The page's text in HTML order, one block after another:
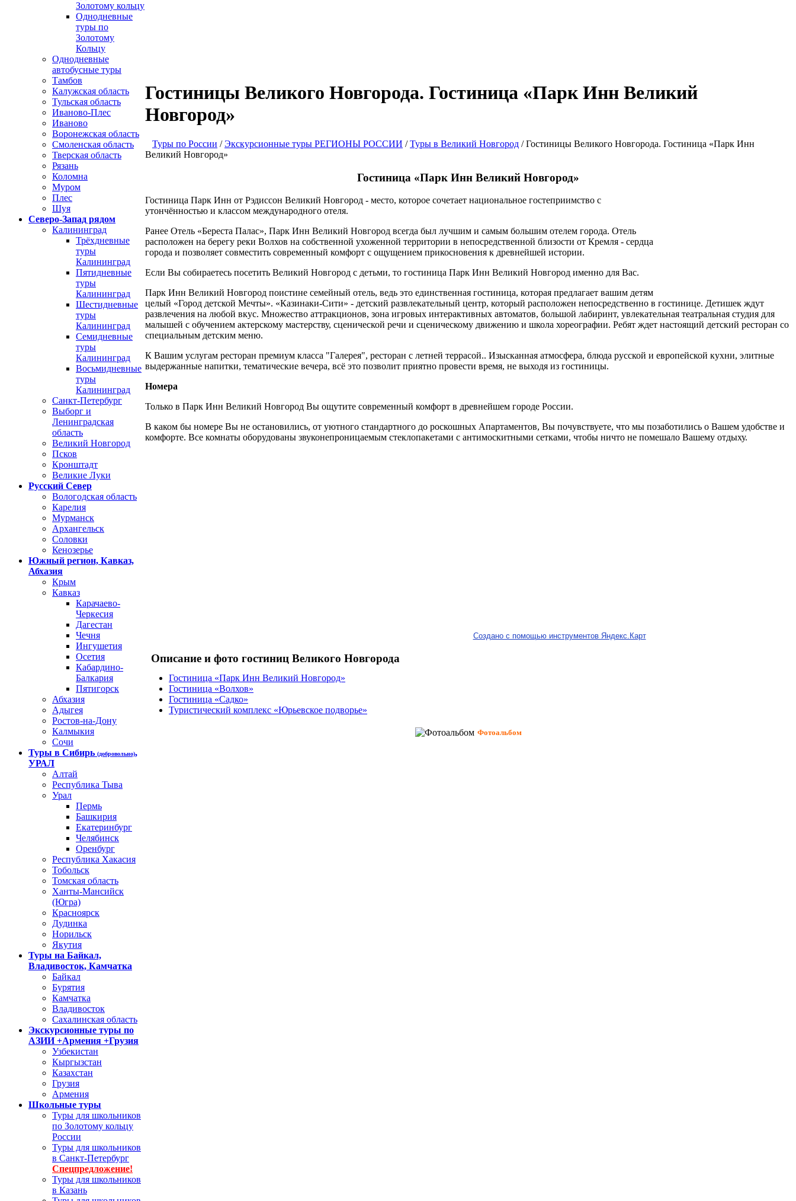
Золотому кольцу
Однодневные
туры по
Золотому
Кольцу
Однодневные
автобусные туры
Тамбов
Калужская область
Тульская область
Иваново-Плес
Иваново
Воронежская область
Смоленская область
Тверская область
Рязань
Коломна
Муром
Плес
Шуя
Северо-Запад рядом
Калининград
Трёхдневные
туры
Калининград
Пятидневные
туры
Калининград
Шестидневные
туры
Калининград
Семидневные
туры
Калининград
Восьмидневные
туры
Калининград
Санкт-Петербург
Выборг и
Ленинградская
область
Великий Новгород
Псков
Кронштадт
Великие Луки
Русский Север
Вологодская область
Карелия
Мурманск
Архангельск
Соловки
Кенозерье
Южный регион, Кавказ,
Абхазия
Крым
Кавказ
Карачаево-
Черкесия
Дагестан
Чечня
Ингушетия
Осетия
Кабардино-
Балкария
Пятигорск
Абхазия
Адыгея
Ростов-на-Дону
Калмыкия
Сочи
Туры в Сибирь (добровольно),
УРАЛ
Алтай
Республика Тыва
Урал
Пермь
Башкирия
Екатеринбург
Челябинск
Оренбург
Республика Хакасия
Тобольск
Томская область
Ханты-Мансийск
(Югра)
Красноярск
Дудинка
Норильск
Якутия
Туры на Байкал,
Владивосток, Камчатка
Байкал
Бурятия
Камчатка
Владивосток
Сахалинская область
Экскурсионные туры по
АЗИИ +Армения +Грузия
Узбекистан
Кыргызстан
Казахстан
Грузия
Армения
Школьные туры
Туры для школьников
по Золотому кольцу
России
Туры для школьников
в Санкт-Петербург
Спецпредложение!
Туры для школьников
в Казань
Гостиницы Великого Новгорода. Гостиница «Парк Инн Великий
Новгород»
Туры по России /Экскурсионные туры РЕГИОНЫ РОССИИ /Туры в Великий Новгород / Гостиницы Великого Новгорода. Гостиница «Парк Инн
Великий Новгород»
Гостиница «Парк Инн Великий Новгород»
Гостиница Парк Инн от Рэдиссон Великий Новгород - место, которое сочетает национальное гостеприимство с
утончённостью и классом международного отеля.
Ранее Отель «Береста Палас», Парк Инн Великий Новгород всегда был лучшим и самым большим отелем города. Отель
расположен на берегу реки Волхов на собственной ухоженной территории в непосредственной близости от Кремля - сердца
города и позволяет совместить современный комфорт с ощущением прикосновения к древнейшей истории.
Если Вы собираетесь посетить Великий Новгород с детьми, то гостиница Парк Инн Великий Новгород именно для Вас.
Парк Инн Великий Новгород поистине семейный отель, ведь это единственная гостиница, которая предлагает вашим детям
целый «Город детской Мечты». «Казинаки-Сити» - детский развлекательный центр, который расположен непосредственно в гостинице. Детишек ждут
развлечения на любой вкус. Множество аттракционов, зона игровых интерактивных автоматов, большой лабиринт, увлекательная театральная студия для
малышей с обучением актерскому мастерству, сценической речи и сценическому движению и школа хореографии. Ребят ждет настоящий детский ресторан со
специальным детским меню.
К Вашим услугам ресторан премиум класса "Галерея", ресторан с летней террасой.. Изысканная атмосфера, блюда русской и европейской кухни, элитные
выдержанные напитки, тематические вечера, всё это позволит приятно провести время, не выходя из гостиницы.
Номера
Только в Парк Инн Великий Новгород Вы ощутите современный комфорт в древнейшем городе России.
В каком бы номере Вы не остановились, от уютного стандартного до роскошных Апартаментов, Вы почувствуете, что мы позаботились о Вашем удобстве и
комфорте. Все комнаты оборудованы звуконепроницаемым стеклопакетами с антимоскитными сетками, чтобы ничто не помешало Вашему отдыху.
Создано с помощью инструментов Яндекс.Карт
Описание и фото гостиниц Великого Новгорода
Гостиница «Парк Инн Великий Новгород»
Гостиница «Волхов»
Гостиница «Садко»
Туристический комплекс «Юрьевское подворье»
Фотоальбом